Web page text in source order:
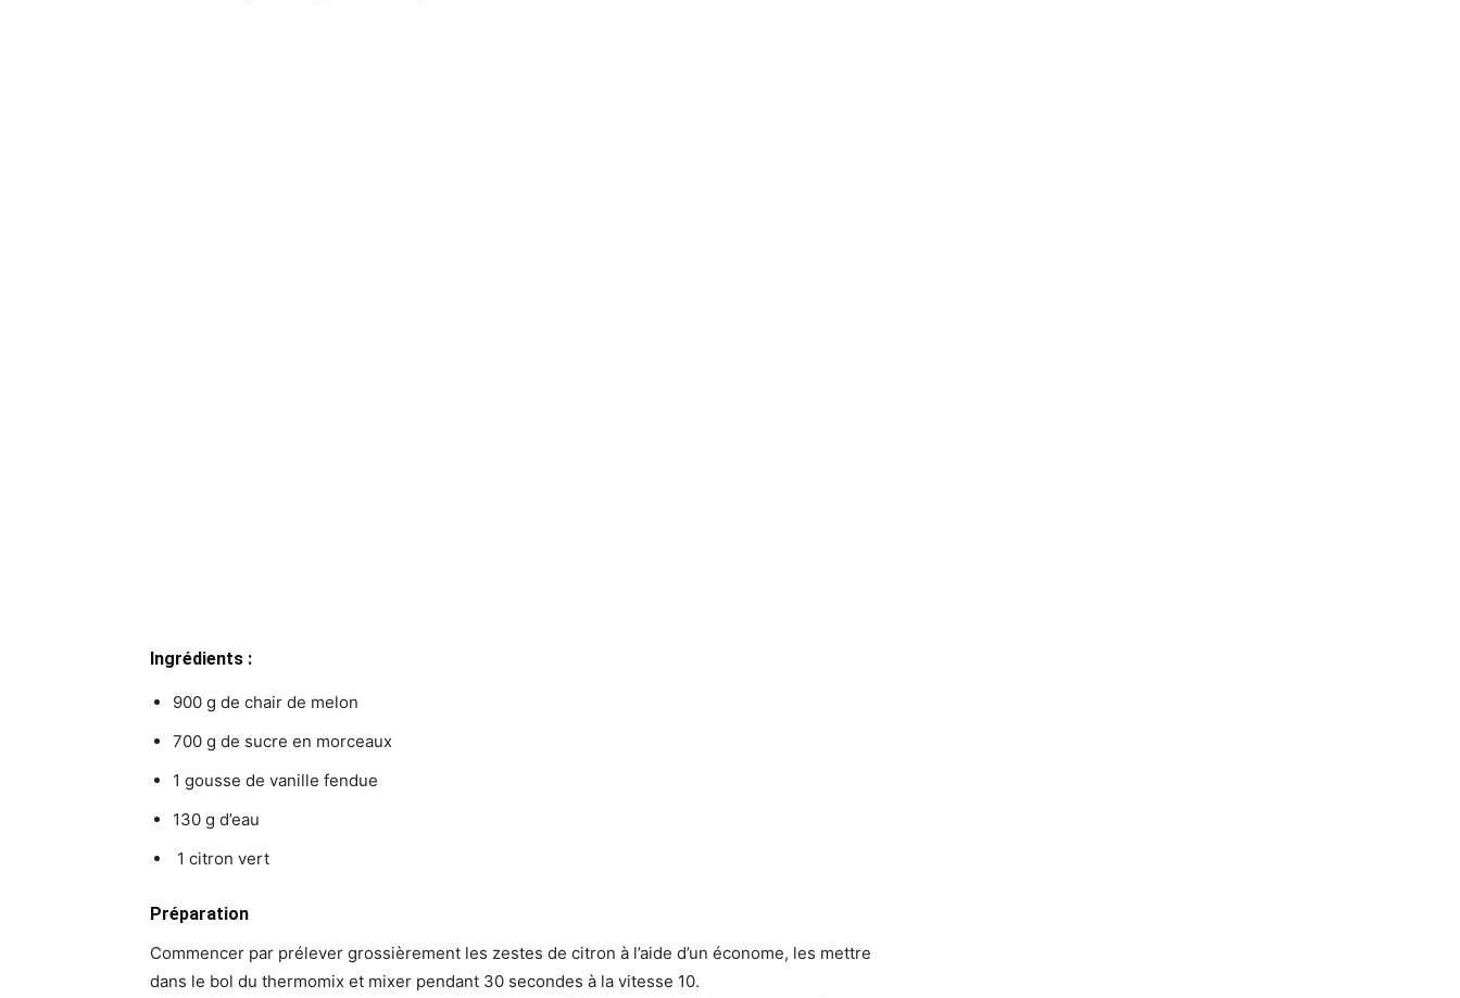
Ingrédients :
900 g de chair de melon
700 g de sucre en morceaux
1 gousse de vanille fendue
130 g d’eau
1 citron vert
Préparation
Commencer par prélever grossièrement les zestes de citron à l’aide d’un économe, les mettre
dans le bol du thermomix et mixer pendant 30 secondes à la vitesse 10.